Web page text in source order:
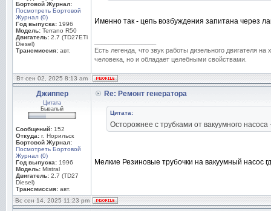
Бортовой Журнал:
Посмотреть Бортовой
Журнал (0)
Год выпуска: 1996
Модель: Terrano R50
Двигатель: 2.7 (TD27ETi
Diesel)
Трансмиссия: авт.
Именно так - цепь возбуждения запитана через
Есть легенда, что звук работы дизельного двигателя
человека, но и обладает целебными свойствами.
Вт сен 02, 2025 8:13 am
Джиппер
Цитата
Бывалый
Сообщений: 152
Откуда: г. Норильск
Бортовой Журнал:
Посмотреть Бортовой
Журнал (0)
Год выпуска: 1996
Модель: Mistral
Двигатель: 2.7 (TD27
Diesel)
Трансмиссия: авт.
Re: Ремонт генератора
Цитата:
Осторожнее с трубками от вакуумного
Мелкие Резиновые трубочки на вакуумный насос
Вс сен 14, 2025 11:23 pm